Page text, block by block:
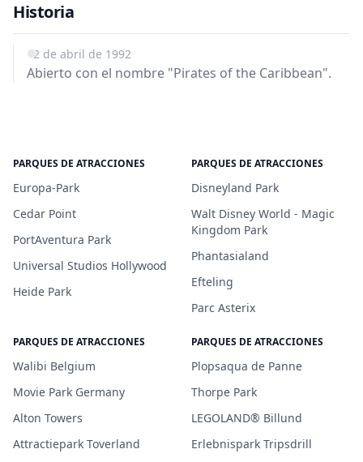
Historia
12 de abril de 1992
Abierto con el nombre "Pirates of the Caribbean".
PARQUES DE ATRACCIONES
Europa-Park
Cedar Point
PortAventura Park
Universal Studios Hollywood
Heide Park
PARQUES DE ATRACCIONES
Disneyland Park
Walt Disney World - Magic
Kingdom Park
Phantasialand
Efteling
Parc Asterix
PARQUES DE ATRACCIONES
Walibi Belgium
Movie Park Germany
Alton Towers
Attractiepark Toverland
PARQUES DE ATRACCIONES
Plopsaqua de Panne
Thorpe Park
LEGOLAND® Billund
Erlebnispark Tripsdrill